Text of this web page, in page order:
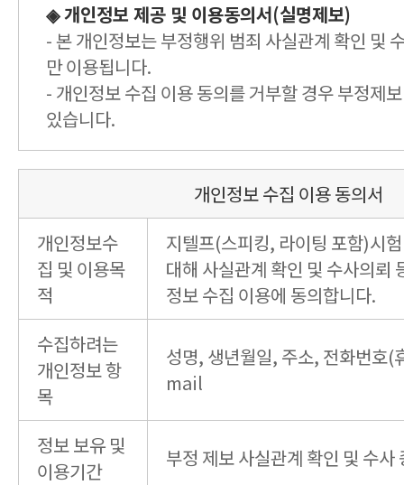
◈ 개인정보 제공 및 이용동의서(실명제보)
- 본 개인정보는 부정행위 범죄 사실관계 확인 및
만 이용됩니다.
- 개인정보 수집 이용 동의를 거부할 경우 부정제
있습니다.
개인정보 수집 이용 동의서
개인정보수
집 및 이용목
적
지텔프(스피킹, 라이팅 포함)시
대해 사실관계 확인 및 수사의뢰
정보 수집 이용에 동의합니다.
수집하려는
개인정보 항
목
성명, 생년월일, 주소, 전화번호(
mail
정보 보유 및
이용기간
부정 제보 사실관계 확인 및 수사